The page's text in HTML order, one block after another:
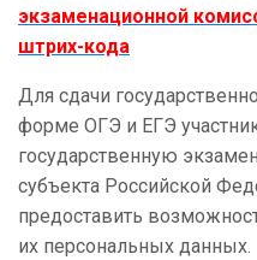
экзаменационной
штрих-кода
Для сдачи
форме ОГЭ и ЕГЭ
государственную
субъекта Российской
предоставить
их персональных данных.